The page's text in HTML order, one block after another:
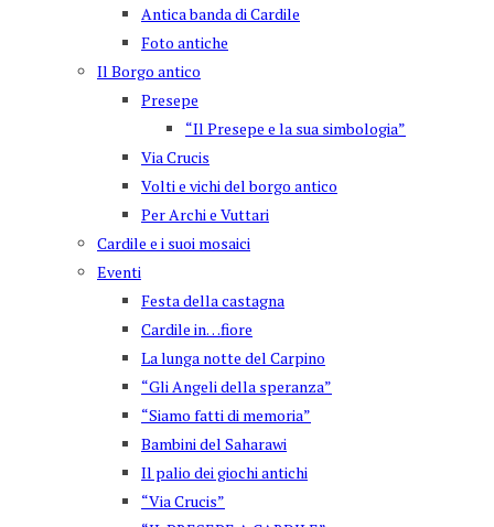
Antica banda di Cardile
Foto antiche
Il Borgo antico
Presepe
“Il Presepe e la sua simbologia”
Via Crucis
Volti e vichi del borgo antico
Per Archi e Vuttari
Cardile e i suoi mosaici
Eventi
Festa della castagna
Cardile in…fiore
La lunga notte del Carpino
“Gli Angeli della speranza”
“Siamo fatti di memoria”
Bambini del Saharawi
Il palio dei giochi antichi
“Via Crucis”